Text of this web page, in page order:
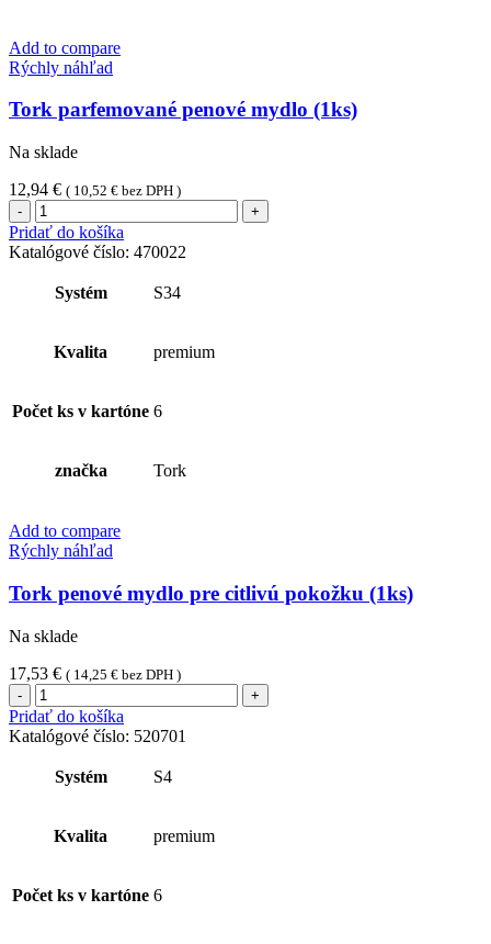
Add to compare
Rýchly náhľad
Tork parfemované penové mydlo (1ks)
Na sklade
12,94 € ( 10,52 € bez DPH )
množstvo
Tork
parfemované
penové
mydlo
(1ks)
Pridať do košíka
Katalógové číslo: 470022
Systém S34
Kvalita premium
Počet ks v kartóne 6
značka Tork
Add to compare
Rýchly náhľad
Tork penové mydlo pre citlivú pokožku (1ks)
Na sklade
17,53 € ( 14,25 € bez DPH )
množstvo
Tork
penové
mydlo
citlivú
(1ks)
Pridať do košíka
Katalógové číslo: 520701
Systém S4
Kvalita premium
Počet ks v kartóne 6